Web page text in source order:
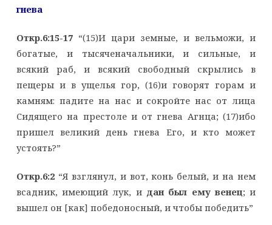
гнева
Откр.6:15-17“(15)И цари земные, и вельможи, и
богатые, и тысяченачальники, и сильные, и
всякий раб, и всякий свободный скрылись в
пещеры и в ущелья гор, (16)и говорят горам и
камням: падите на нас и сокройте нас от лица
Сидящего на престоле и от гнева Агнца; (17)ибо
пришел великий день гнева Его, и кто может
устоять?”
Откр.6:2“Я взглянул, и вот, конь белый, и на нем
всадник, имеющий лук, и дан был ему венец; и
вышел он [как] победоносный, и чтобы победить”